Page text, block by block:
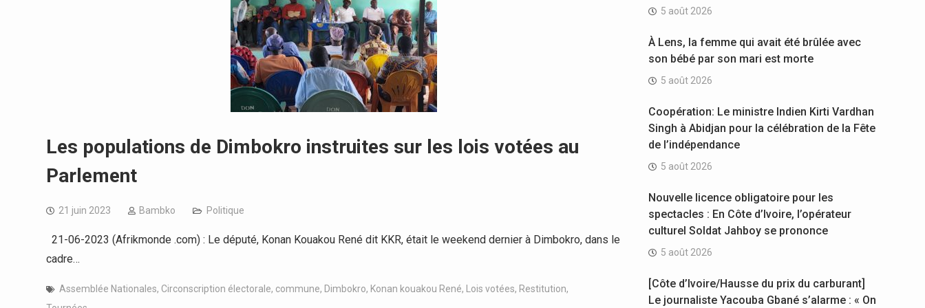
Les populations de Dimbokro instruites sur les lois votées au
Parlement
21 juin 2023 Bambko Politique
21-06-2023 (Afrikmonde .com) : Le député, Konan Kouakou René dit KKR, était le weekend dernier à Dimbokro, dans le
cadre…
Assemblée Nationales, Circonscription électorale, commune, Dimbokro, Konan kouakou René, Lois votées, Restitution,
5 août 2026
À Lens, la femme qui avait été brûlée avec
son bébé par son mari est morte
5 août 2026
Coopération: Le ministre Indien Kirti Vardhan
Singh à Abidjan pour la célébration de la Fête
de l’indépendance
5 août 2026
Nouvelle licence obligatoire pour les
spectacles : En Côte d’Ivoire, l’opérateur
culturel Soldat Jahboy se prononce
5 août 2026
[Côte d’Ivoire/Hausse du prix du carburant]
Le journaliste Yacouba Gbané s’alarme : « On